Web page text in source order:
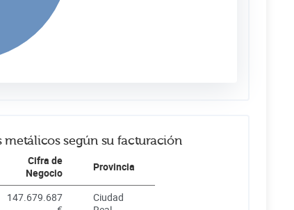
metálicos según su facturación
Cifra de
Negocio
Provincia
147.679.687
Ciudad